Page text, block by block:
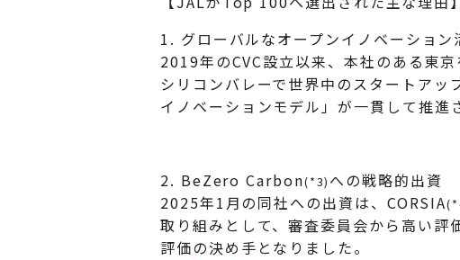
1. グローバルなオープンイノベーション
2019年のCVC設立以来、本社のある東
シリコンバレーで世界中のスタートア
イノベーションモデル」が一貫して推進
2. BeZero Carbon(*3) への戦略的出資
2025年1月の同社への出資は、CORSIA
取り組みとして、審査委員会から高い
評価の決め手となりました。